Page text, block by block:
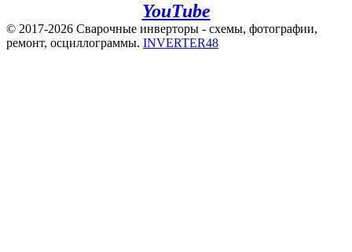
YouTube
© 2017-2026 Сварочные инверторы - схемы, фотографии,
ремонт, осциллограммы. INVERTER48